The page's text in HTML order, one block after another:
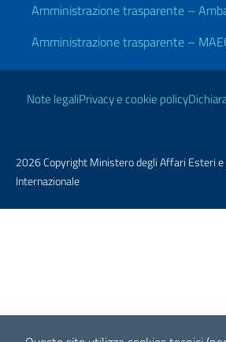
Amministrazione trasparente –
Amministrazione trasparente –
Link Utili
Note legaliPrivacy e cookie policy
2026 Copyright Ministero degli Affari Esteri e
Internazionale